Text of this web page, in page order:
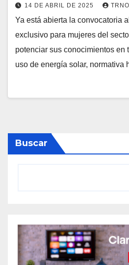
14 DE ABRIL DE 2025
Ya está abierta la convocatoria
exclusivo para mujeres del
potenciar sus conocimientos en
uso de energía solar, normativa
Buscar